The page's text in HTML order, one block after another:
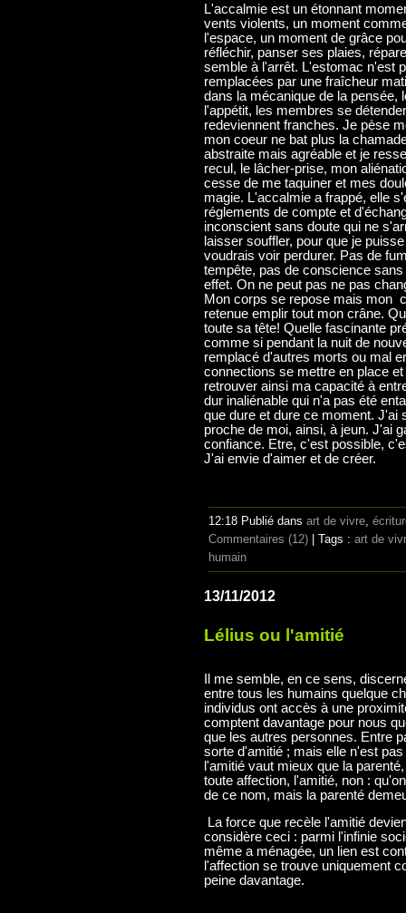
L'accalmie est un étonnant
vents violents, un moment
l'espace, un moment de grâce
réfléchir, panser ses plaies,
semble à l'arrêt. L'estomac n'est
remplacées par une fraîcheur
dans la mécanique de la pensée,
l'appétit, les membres se
redeviennent franches. Je pèse
mon coeur ne bat plus la
abstraite mais agréable et je
recul, le lâcher-prise, mon
cesse de me taquiner et mes
magie. L'accalmie a frappé, elle
réglements de compte et
inconscient sans doute qui ne
laisser souffler, pour que je
voudrais voir perdurer. Pas de
tempête, pas de conscience
effet. On ne peut pas ne pas
Mon corps se repose mais mon
retenue emplir tout mon crâne.
toute sa tête! Quelle fascinante
comme si pendant la nuit de
remplacé d'autres morts ou mal
connections se mettre en place
retrouver ainsi ma capacité à
dur inaliénable qui n'a pas été
que dure et dure ce moment. J'ai
proche de moi, ainsi, à jeun. J'ai
confiance. Etre, c'est possible,
J'ai envie d'aimer et de créer.
12:18 Publié dans art de vivre
Commentaires (12) | Tags : art de
humain
13/11/2012
Lélius ou l'amitié
Il me semble, en ce sens,
entre tous les humains quelque
individus ont accès à une
comptent davantage pour nous
que les autres personnes. Entre
sorte d'amitié ; mais elle n'est
l'amitié vaut mieux que la
toute affection, l'amitié, non :
de ce nom, mais la parenté
La force que recèle l'amitié
considère ceci : parmi l'infinie
même a ménagée, un lien est
l'affection se trouve uniquement
peine davantage.